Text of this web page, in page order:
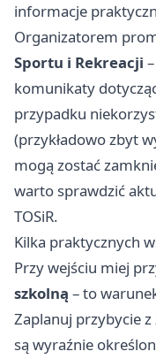
informacje
Organizatorem
Sportu i Rekreacji
komunikaty
przypadku
(przykładowo zbyt
mogą zostać
warto sprawdzić
TOSiR.
Kilka praktycznych
Przy wejściu miej
szkolną – to
Zaplanuj przybycie z
są wyraźnie